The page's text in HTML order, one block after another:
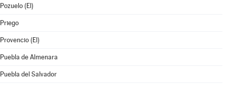
Pozuelo (El)
Priego
Provencio (El)
Puebla de Almenara
Puebla del Salvador